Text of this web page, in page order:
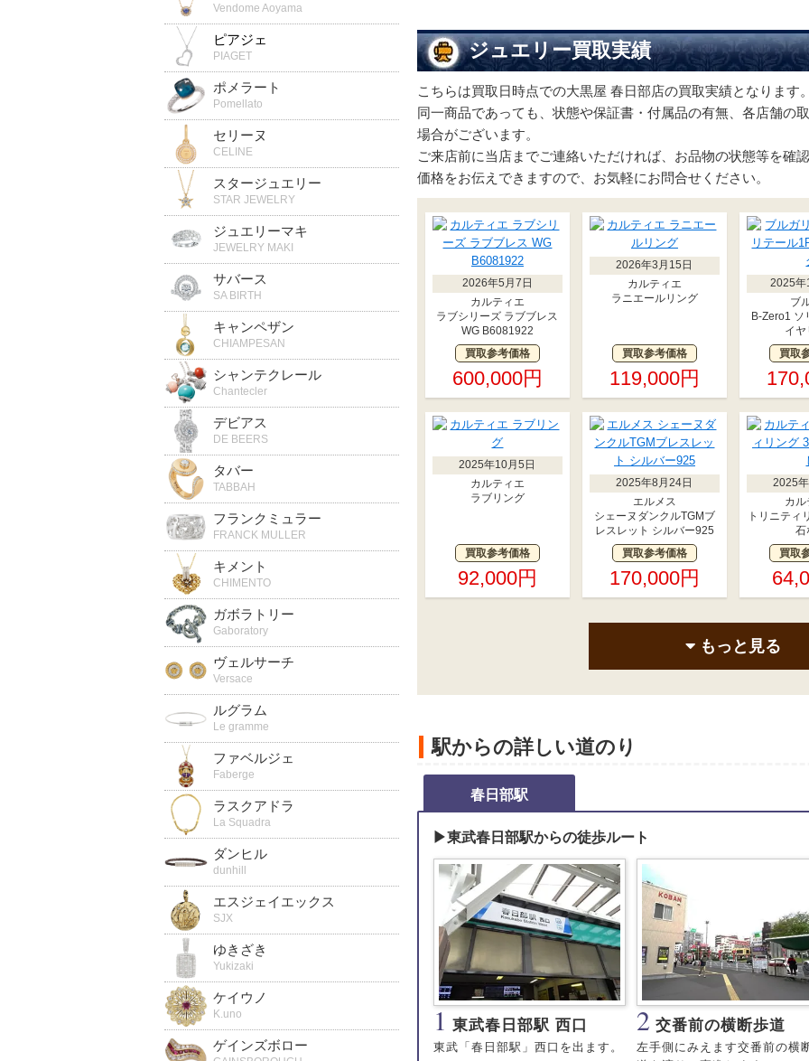
ジュエリー買取実績
こちらは買取日時点での大黒屋 春日部店の買取実績となります
同一商品であっても、状態や保証書・付属品の有無、各店舗の
場合がございます。
ご来店前に当店までご連絡いただければ、お品物の状態等を確
価格をお伝えできますので、お気軽にお問合せください。
2026年5月7日
カルティエ
ラブシリーズ ラブブレス
WG B6081922
買取参考価格
600,000円
2026年3月15日
カルティエ
ラニエールリング
買取参考価格
119,000円
2025年
ブ
B-Zero1 ソ
イヤ
買取
2025年10月5日
カルティエ
ラブリング
買取参考価格
92,000円
2025年8月24日
エルメス
シェーヌダンクルTGMブ
レスレット シルバー925
買取参考価格
170,000円
2025
カル
トリニティ
石
買取
もっと見る
駅からの詳しい道のり
春日部駅
▶東武春日部駅からの徒歩ルート
1 東武春日部駅 西口
東武「春日部駅」西口を出ます。
2 交番前の横断歩道
左手側にみえます交番前の横
Vendome Aoyama
ピアジェ
PIAGET
ポメラート
Pomellato
セリーヌ
CELINE
スタージュエリー
STAR JEWELRY
ジュエリーマキ
JEWELRY MAKI
サバース
SA BIRTH
キャンペザン
CHIAMPESAN
シャンテクレール
Chantecler
デビアス
DE BEERS
タバー
TABBAH
フランクミュラー
FRANCK MULLER
キメント
CHIMENTO
ガボラトリー
Gaboratory
ヴェルサーチ
Versace
ルグラム
Le gramme
ファベルジェ
Faberge
ラスクアドラ
La Squadra
ダンヒル
dunhill
エスジェイエックス
SJX
ゆきざき
Yukizaki
ケイウノ
K.uno
ゲインズボロー